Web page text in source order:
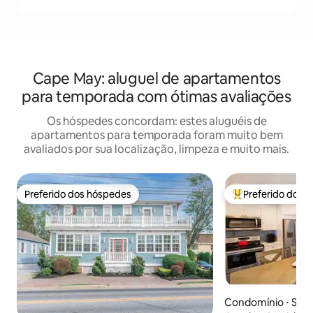
Cape May: aluguel de apartamentos
para temporada com ótimas avaliações
Os hóspedes concordam: estes aluguéis de
apartamentos para temporada foram muito bem
avaliados por sua localização, limpeza e muito mais.
Preferido dos hóspedes
Preferido dos hóspedes Entre os
Preferido dos
Condomínio ⋅